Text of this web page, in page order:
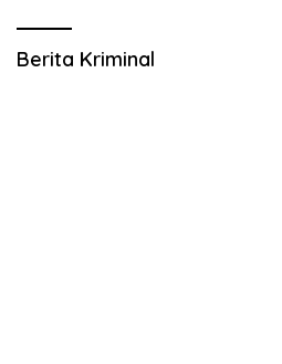
Berita Kriminal